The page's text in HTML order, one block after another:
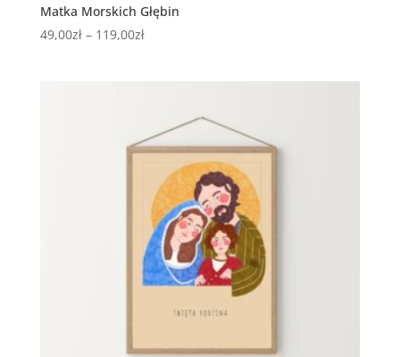
Matka Morskich Głębin
49,00zł – 119,00złZakres
119,00zł